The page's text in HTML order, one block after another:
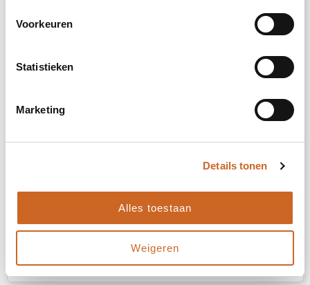
Voorkeuren
Statistieken
Marketing
Details tonen
Alles toestaan
Weigeren